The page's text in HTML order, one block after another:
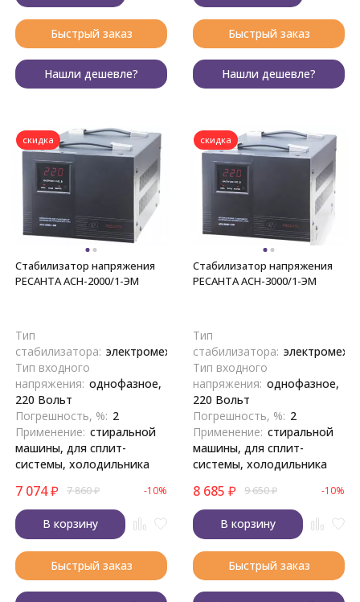
Быстрый заказ
Нашли дешевле?
Быстрый заказ
Нашли дешевле?
скидка
Стабилизатор напряжения
РЕСАНТА АСН-2000/1-ЭМ
Тип
стабилизатора: электромеханический
Тип входного
напряжения: однофазное,
220 Вольт
Погрешность, %: 2
Применение: стиральной
машины, для сплит-
системы, холодильника
7 074₽ 7 860₽ -10%
В корзину
Быстрый заказ
скидка
Стабилизатор напряжения
РЕСАНТА АСН-3000/1-ЭМ
Тип
стабилизатора:
Тип входного
напряжения: однофазное,
220 Вольт
Погрешность, %: 2
Применение: стиральной
машины, для сплит-
системы, холодильника
8 685 ₽ 9 650₽ -10%
В корзину
Быстрый заказ